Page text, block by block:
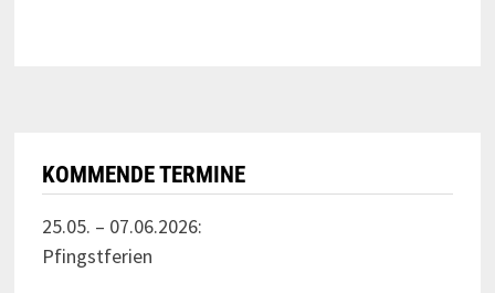
KOMMENDE TERMINE
25.05. – 07.06.2026:
Pfingstferien